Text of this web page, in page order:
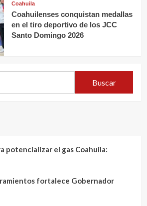
Coahuila
Coahuilenses conquistan medallas
en el tiro deportivo de los JCC
Santo Domingo 2026
potencializar el gas Coahuila:
fortalece Gobernador